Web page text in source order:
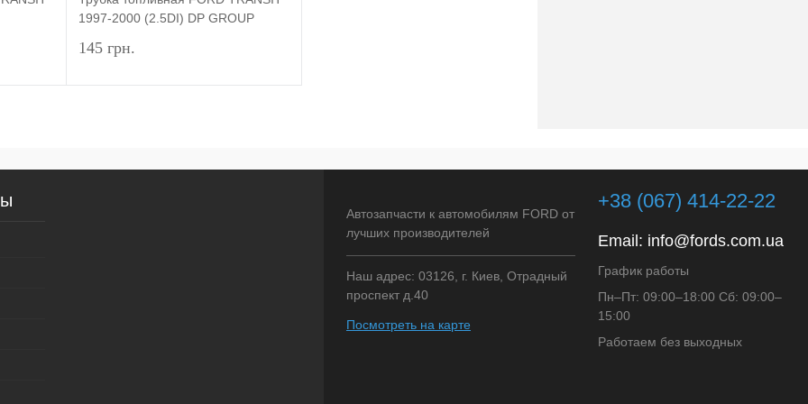
1997-2000 (2.5DI) DP GROUP
145 грн.
Купить в 1 клик Сравнение
Автозапчасти к автомобилям FORD от
лучших производителей
Наш адрес: 03126, г. Киев, Отрадный
проспект д.40
Посмотреть на карте
+38 (067) 414-22-22
Email: info@fords.com.ua
График работы
Пн–Пт: 09:00–18:00 Сб: 09:00–
15:00
Работаем без выходных